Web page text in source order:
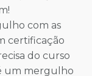
com as
certificação
do curso
um mergulho